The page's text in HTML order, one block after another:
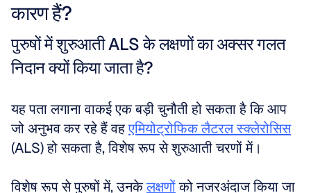
कारण हैं?
पुरुषों में शुरुआती ALS के लक्षणों का अक्सर गलत
निदान क्यों किया जाता है?
यह पता लगाना वाकई एक बड़ी चुनौती हो सकता है कि आप
जो अनुभव कर रहे हैं वह एमियोट्रोफिक लैटरल स्क्लेरोसिस
(ALS) हो सकता है, विशेष रूप से शुरुआती चरणों में।
विशेष रूप से पुरुषों में, उनके लक्षणों को नजरअंदाज किया जा